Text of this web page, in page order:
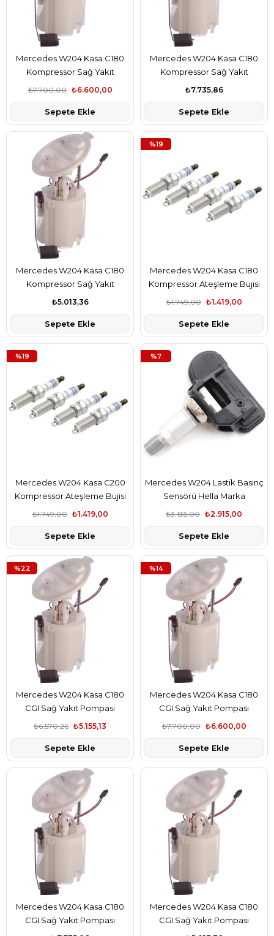
Mercedes W204 Kasa C180
Kompressor Sağ Yakıt
Pompası Şamandıralı Pierburg
₺6.600,00
₺7.700,00
Sepete Ekle
Mercedes W204 Kasa C180
Kompressor Sağ Yakıt
Pompası Şamandıralı Bosch
₺7.735,86
Sepete Ekle
Mercedes W204 Kasa C180
Kompressor Sağ Yakıt
Pompası Şamandıralı Delphi
₺5.013,36
Sepete Ekle
Mercedes W204 Kasa C180
Kompressor Ateşleme Bujisi
Bosch Marka A0041595803
₺1.419,00
₺1.749,00
Sepete Ekle
%19
Mercedes W204 Kasa C200
Kompressor Ateşleme Bujisi
Bosch Marka A0041595803
₺1.419,00
₺1.749,00
Sepete Ekle
%19
Mercedes W204 Lastik Basınç
Sensörü Hella Marka
A0009050030
₺2.915,00
₺3.135,00
Sepete Ekle
%7
Mercedes W204 Kasa C180
CGI Sağ Yakıt Pompası
Şamandıralı Hella Marka
₺5.155,13
₺6.570,26
Sepete Ekle
%22
Mercedes W204 Kasa C180
CGI Sağ Yakıt Pompası
Şamandıralı Pierburg Marka
₺6.600,00
₺7.700,00
Sepete Ekle
%14
Mercedes W204 Kasa C180
CGI Sağ Yakıt Pompası
Şamandıralı Bosch Marka
Mercedes W204 Kasa C180
CGI Sağ Yakıt Pompası
Şamandıralı Delphi Marka